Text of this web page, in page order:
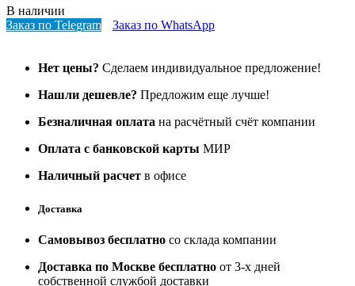
В наличии
Заказ по Telegram
Заказ по WhatsApp
Нет цены? Сделаем индивидуальное предложение!
Нашли дешевле? Предложим еще лучше!
Безналичная оплата на расчётный счёт компании
Оплата с банковской карты МИР
Наличный расчет в офисе
Доставка
Самовывоз бесплатно со склада компании
Доставка по Москве бесплатно от 3-х дней
собственной службой доставки